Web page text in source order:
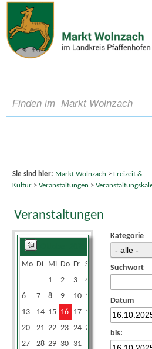
Zum Inhalt,zur Navigation
Schriftgröße A A A
Sie sind hier: Markt Wolnzach > Freizeit &
Kultur> Veranstaltungen >
Veranstaltungen
Mo Di Mi Do Fr Sa
1
2 3 4
6
7 8 9 10 11
13
14 15 16 17 18
20
21 22 23 24 25
27
28 29 30 31
Kategorie
Suchwort
Datum
bis: